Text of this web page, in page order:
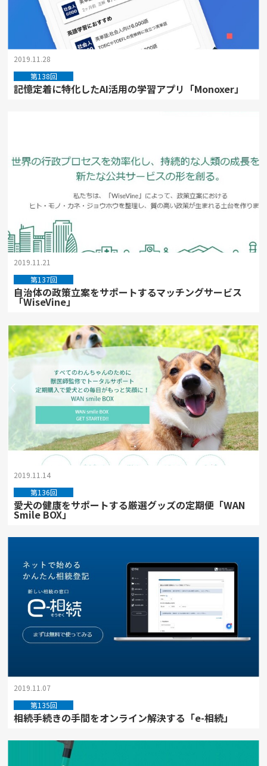
2019.11.28
第138回
記憶定着に特化したAI活用の学習アプリ「Monoxer」
2019.11.21
第137回
自治体の政策立案をサポートするマッチングサービス
「WiseVine」
2019.11.14
第136回
愛犬の健康をサポートする厳選グッズの定期便「WAN
Smile BOX」
2019.11.07
第135回
相続手続きの手間をオンライン解決する「e-相続」